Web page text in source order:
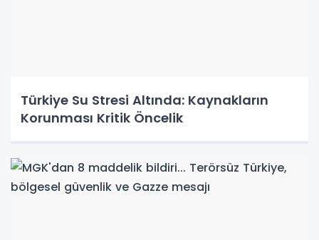
Türkiye Su Stresi Altında: Kaynakların
Korunması Kritik Öncelik